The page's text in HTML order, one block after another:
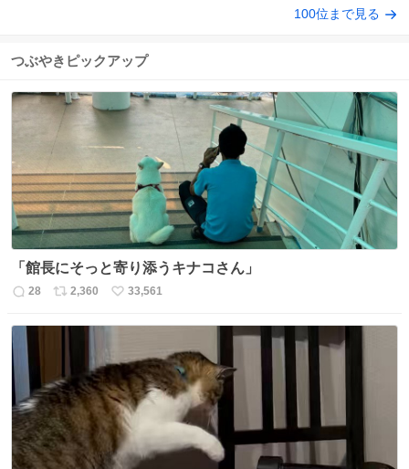
100位まで見る
つぶやきピックアップ
「館長にそっと寄り添うキナコさん」
返
数
28
リ
数
2,360
い
33,561